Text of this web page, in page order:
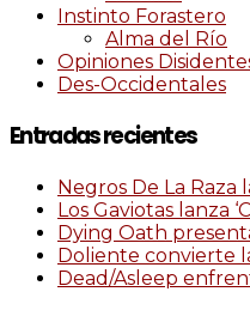
Instinto Forastero
Alma del Río
Opiniones
Des-Occidentales
Entradas recientes
Negros De La
Los Gaviotas lanza
Dying Oath
Doliente convierte
Dead/Asleep